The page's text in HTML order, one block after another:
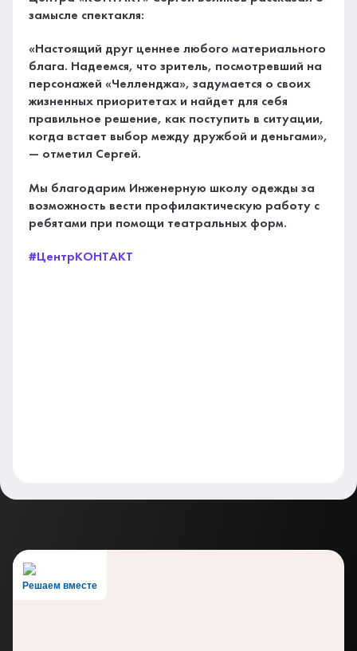
замысле спектакля:
«Настоящий друг ценнее любого материального
блага. Надеемся, что зритель, посмотревший на
персонажей «Челленджа», задумается о своих
жизненных приоритетах и найдет для себя
правильное решение, как поступить в ситуации,
когда встает выбор между дружбой и деньгами»,
— отметил Сергей.
Мы благодарим Инженерную школу одежды за
возможность вести профилактическую работу с
ребятами при помощи театральных форм.
#ЦентрКОНТАКТ
Решаем вместе